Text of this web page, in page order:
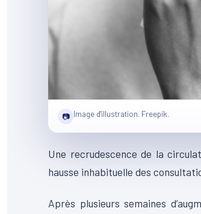
📷 Image d'illustration. Freepik.
Une recrudescence de la
hausse inhabituelle des
Après plusieurs semaines